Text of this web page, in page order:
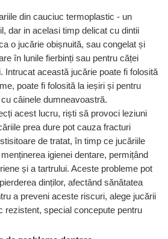
din cauciuc termoplastic - un
dar in acelasi timp delicat cu dintii
o jucărie obișnuită, sau congelat și
în lunile fierbinți sau pentru căței
Intrucat această jucărie poate fi folosită
poate fi folosită la ieșiri și pentru
câinele dumneavoastră.
acest lucru, riști să provoci leziuni
prea dure pot cauza fracturi
de tratat, în timp ce jucăriile
igienei dentare, permițând
și a tartrului. Aceste probleme pot
dinților, afectând sănătatea
a preveni aceste riscuri, alege jucării
rezistent, special concepute pentru